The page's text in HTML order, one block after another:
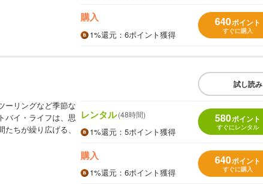
購入
1%還元 ：6ポイント獲得
640ポイント
すぐに購入
ーリングなど季節な
バイ・ライフは、思
ちが繰り広げる、
試し読み
レンタル(48時間)
1%還元 ：5ポイント獲得
580ポイント
すぐにレンタル
購入
1%還元 ：6ポイント獲得
640ポイント
すぐに購入